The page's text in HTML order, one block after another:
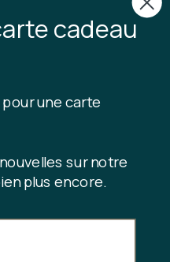
cadeau
une carte
sur notre
plus encore.